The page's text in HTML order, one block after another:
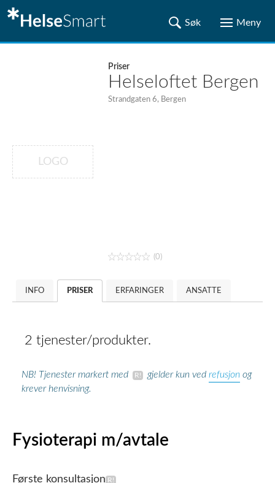
LOGO
Priser
Helseloftet Bergen
Strandgaten 6, Bergen
(0)
INFO PRISER ERFARINGER ANSATTE
2 tjenester/produkter.
NB! Tjenester markert med gjelder kun ved refusjon og
krever henvisning.
Fysioterapi m/avtale
Første konsultasjon